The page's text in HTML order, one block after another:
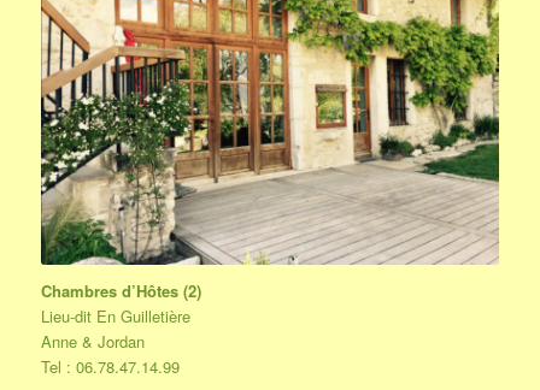
Chambres d’Hôtes (2)
Lieu-dit En Guilletière
Anne & Jordan
Tel : 06.78.47.14.99